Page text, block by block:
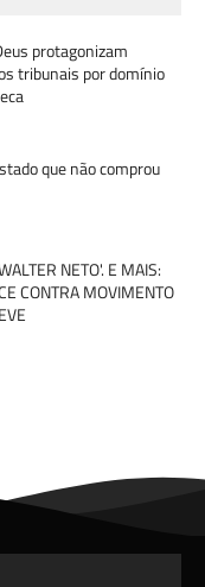
protagonizam
tribunais por domínio
que não comprou
NETO'. E MAIS:
CONTRA MOVIMENTO